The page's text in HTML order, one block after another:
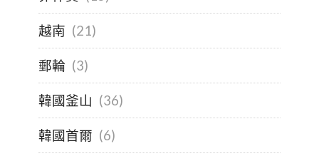
越南 (21)
郵輪 (3)
韓國釜山 (36)
韓國首爾 (6)